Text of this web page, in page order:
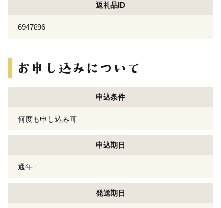
返礼品ID
6947896
申込条件
何度も申し込み可
申込期日
通年
発送期日